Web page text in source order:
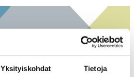
Yksityiskohdat Tietoja